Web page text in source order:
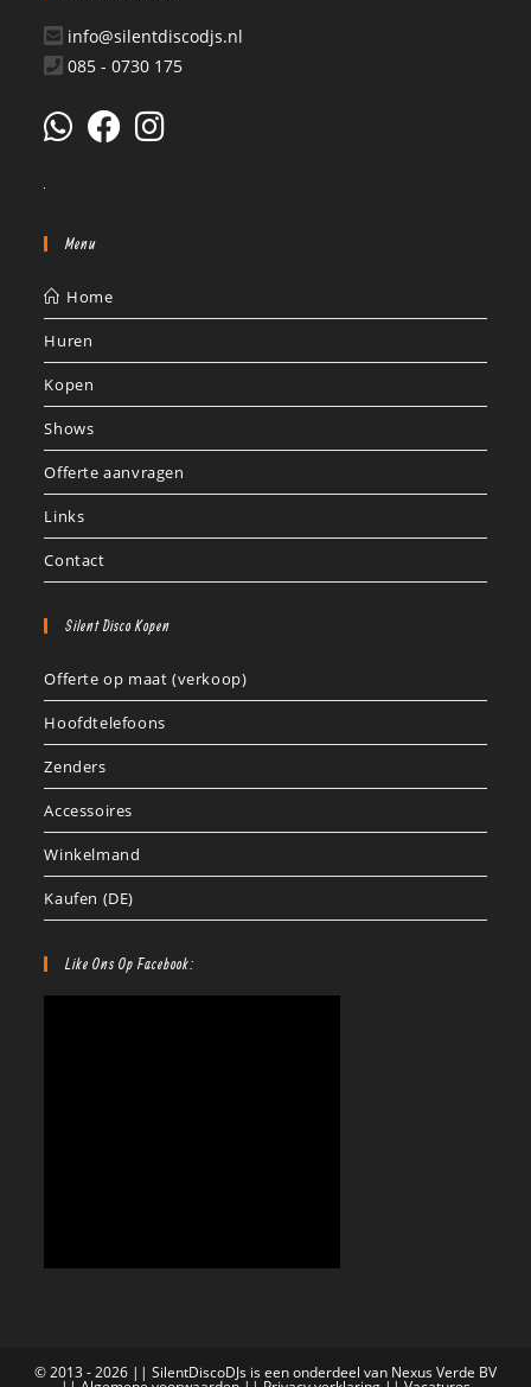
info@silentdiscodjs.nl
085 - 0730 175
Menu
Home
Huren
Kopen
Shows
Offerte aanvragen
Links
Contact
Silent Disco Kopen
Offerte op maat (verkoop)
Hoofdtelefoons
Zenders
Accessoires
Winkelmand
Kaufen (DE)
Like Ons Op Facebook:
© 2013 - 2026 || SilentDiscoDJs is een onderdeel van Nexus Verde BV